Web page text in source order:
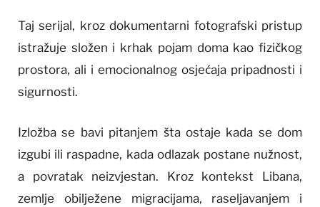
Taj serijal, kroz dokumentarni fotografski pristup
istražuje složen i krhak pojam doma kao fizičkog
prostora, ali i emocionalnog osjećaja pripadnosti i
sigurnosti.
Izložba se bavi pitanjem šta ostaje kada se dom
izgubi ili raspadne, kada odlazak postane nužnost,
a povratak neizvjestan. Kroz kontekst Libana,
zemlje obilježene migracijama, raseljavanjem i